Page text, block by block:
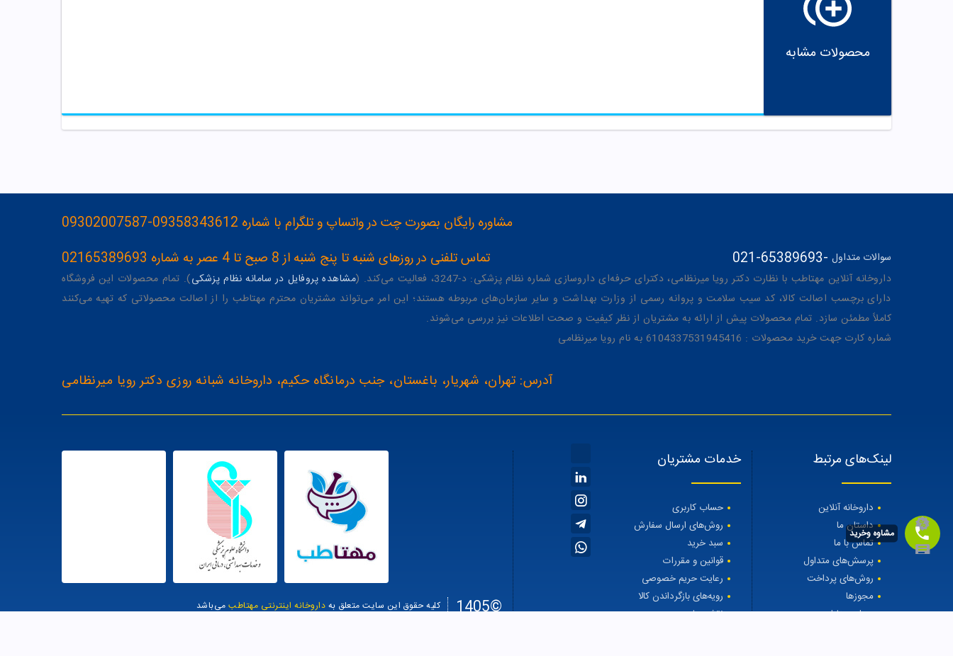
محصولات مشابه
مشاوره رایگان بصورت چت در واتساپ و تلگرام با شماره 09358343612-09302007587
تماس تلفنی در روزهای شنبه تا پنج شنبه از 8 صبح تا 4 عصر به شماره 02165389693
021-65389693 سوالات متداول -
داروخانه آنلاین مهتاطب با نظارت دکتر رویا میرنظامی، دکترای حرفه‌ای داروسازی شماره نظام پزشکی: د-3247، فعالیت می‌کند. ( مشاهده پروفایل در سامانه نظام پزشکی). تمام محصولات این فروشگاه
دارای برچسب اصالت کالا، کد سیب سلامت و پروانه رسمی از وزارت بهداشت و سایر سازمان‌های مربوطه هستند؛ این امر می‌تواند مشتریان محترم مهتاطب را از اصالت محصولاتی که تهیه می‌کنند
کاملاً مطمئن سازد. تمام محصولات پیش از ارائه به مشتریان از نظر کیفیت و صحت اطلاعات نیز بررسی می‌شوند.
شماره کارت جهت خرید محصولات : 6104337531945416 به نام رویا میرنظامی
آدرس: تهران، شهریار، باغستان، جنب درمانگاه حکیم، داروخانه شبانه روزی دکتر رویا میرنظامی
لینک‌های مرتبط
داروخانه آنلاین
داستان ما
تماس با ما
پرسش‌های متداول
روش‌های پرداخت
مجوزها
مجله مهتاطب
خدمات مشتریان
حساب کاربری
روش‌های ارسال سفارش
سبد خرید
قوانین و مقررات
رعایت حریم خصوصی
رویه‌های بازگرداندن کالا
نقشه سایت
©1405 کلیه حقوق این سایت متعلق به داروخانه اینترنتی مهتاطب می‌باشد
مشاوه وخرید